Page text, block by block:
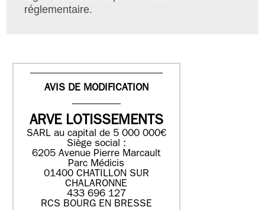
réglementaire.
AVIS DE MODIFICATION
ARVE LOTISSEMENTS
SARL au capital de 5 000 000€
Siège social :
6205 Avenue Pierre Marcault
Parc Médicis
01400 CHATILLON SUR
CHALARONNE
433 696 127
RCS BOURG EN BRESSE